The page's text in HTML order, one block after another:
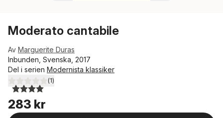
Moderato cantabile
Av Marguerite Duras
Inbunden, Svenska, 2017
Del i serien Modernista klassiker
4,0utav 5 stjärnor. Totalt antal röster:
(1)
283 kr